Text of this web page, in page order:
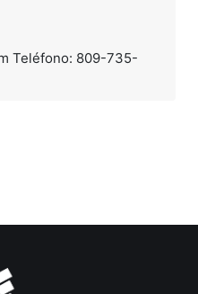
Teléfono: 809-735-